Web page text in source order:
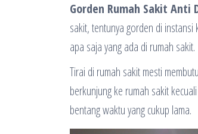
Gorden Rumah Sakit Anti
sakit, tentunya gorden di
apa saja yang ada di rumah sakit.
Tirai di rumah sakit mesti
berkunjung ke rumah sakit
bentang waktu yang cukup lama.